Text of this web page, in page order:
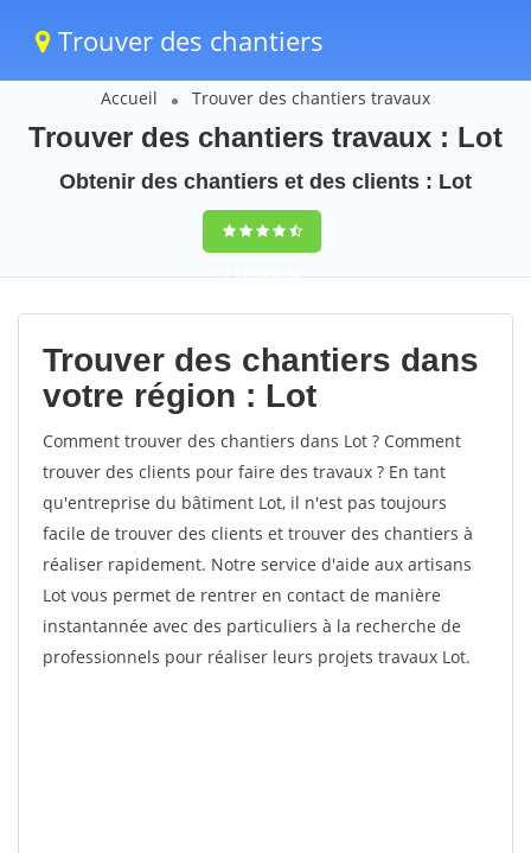
Trouver des chantiers
Accueil Trouver des chantiers travaux
Trouver des chantiers travaux : Lot
Obtenir des chantiers et des clients : Lot
9,5(100%)50
votes
Trouver des chantiers dans
votre région : Lot
Comment trouver des chantiers dans Lot ? Comment
trouver des clients pour faire des travaux ? En tant
qu'entreprise du bâtiment Lot, il n'est pas toujours
facile de trouver des clients et trouver des chantiers à
réaliser rapidement. Notre service d'aide aux artisans
Lot vous permet de rentrer en contact de manière
instantannée avec des particuliers à la recherche de
professionnels pour réaliser leurs projets travaux Lot.